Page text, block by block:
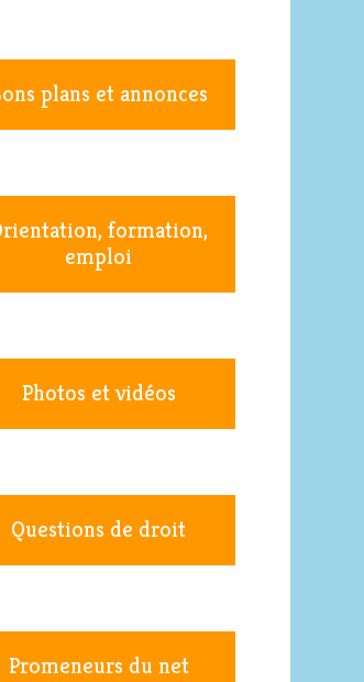
plans et annonces
formation,
emploi
Photos et vidéos
Questions de droit
Promeneurs du net